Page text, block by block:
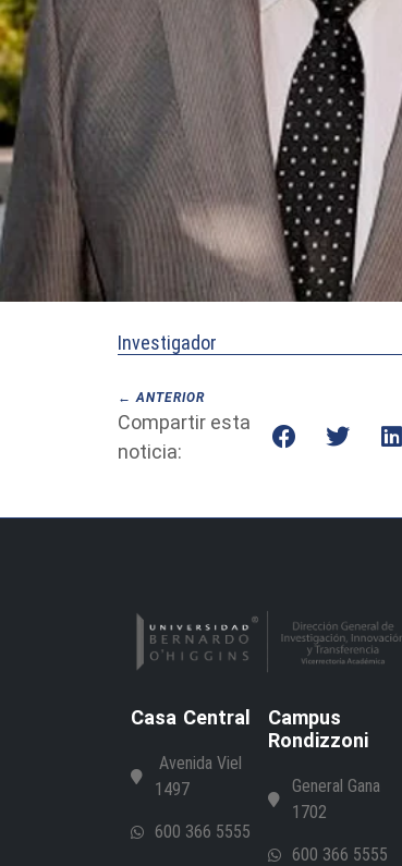
Investigador
← ANTERIOR
Compartir esta
noticia:
Casa Central
Avenida Viel
1497
600 366 5555
Campus
Rondizzoni
General Gana
1702
600 366 5555